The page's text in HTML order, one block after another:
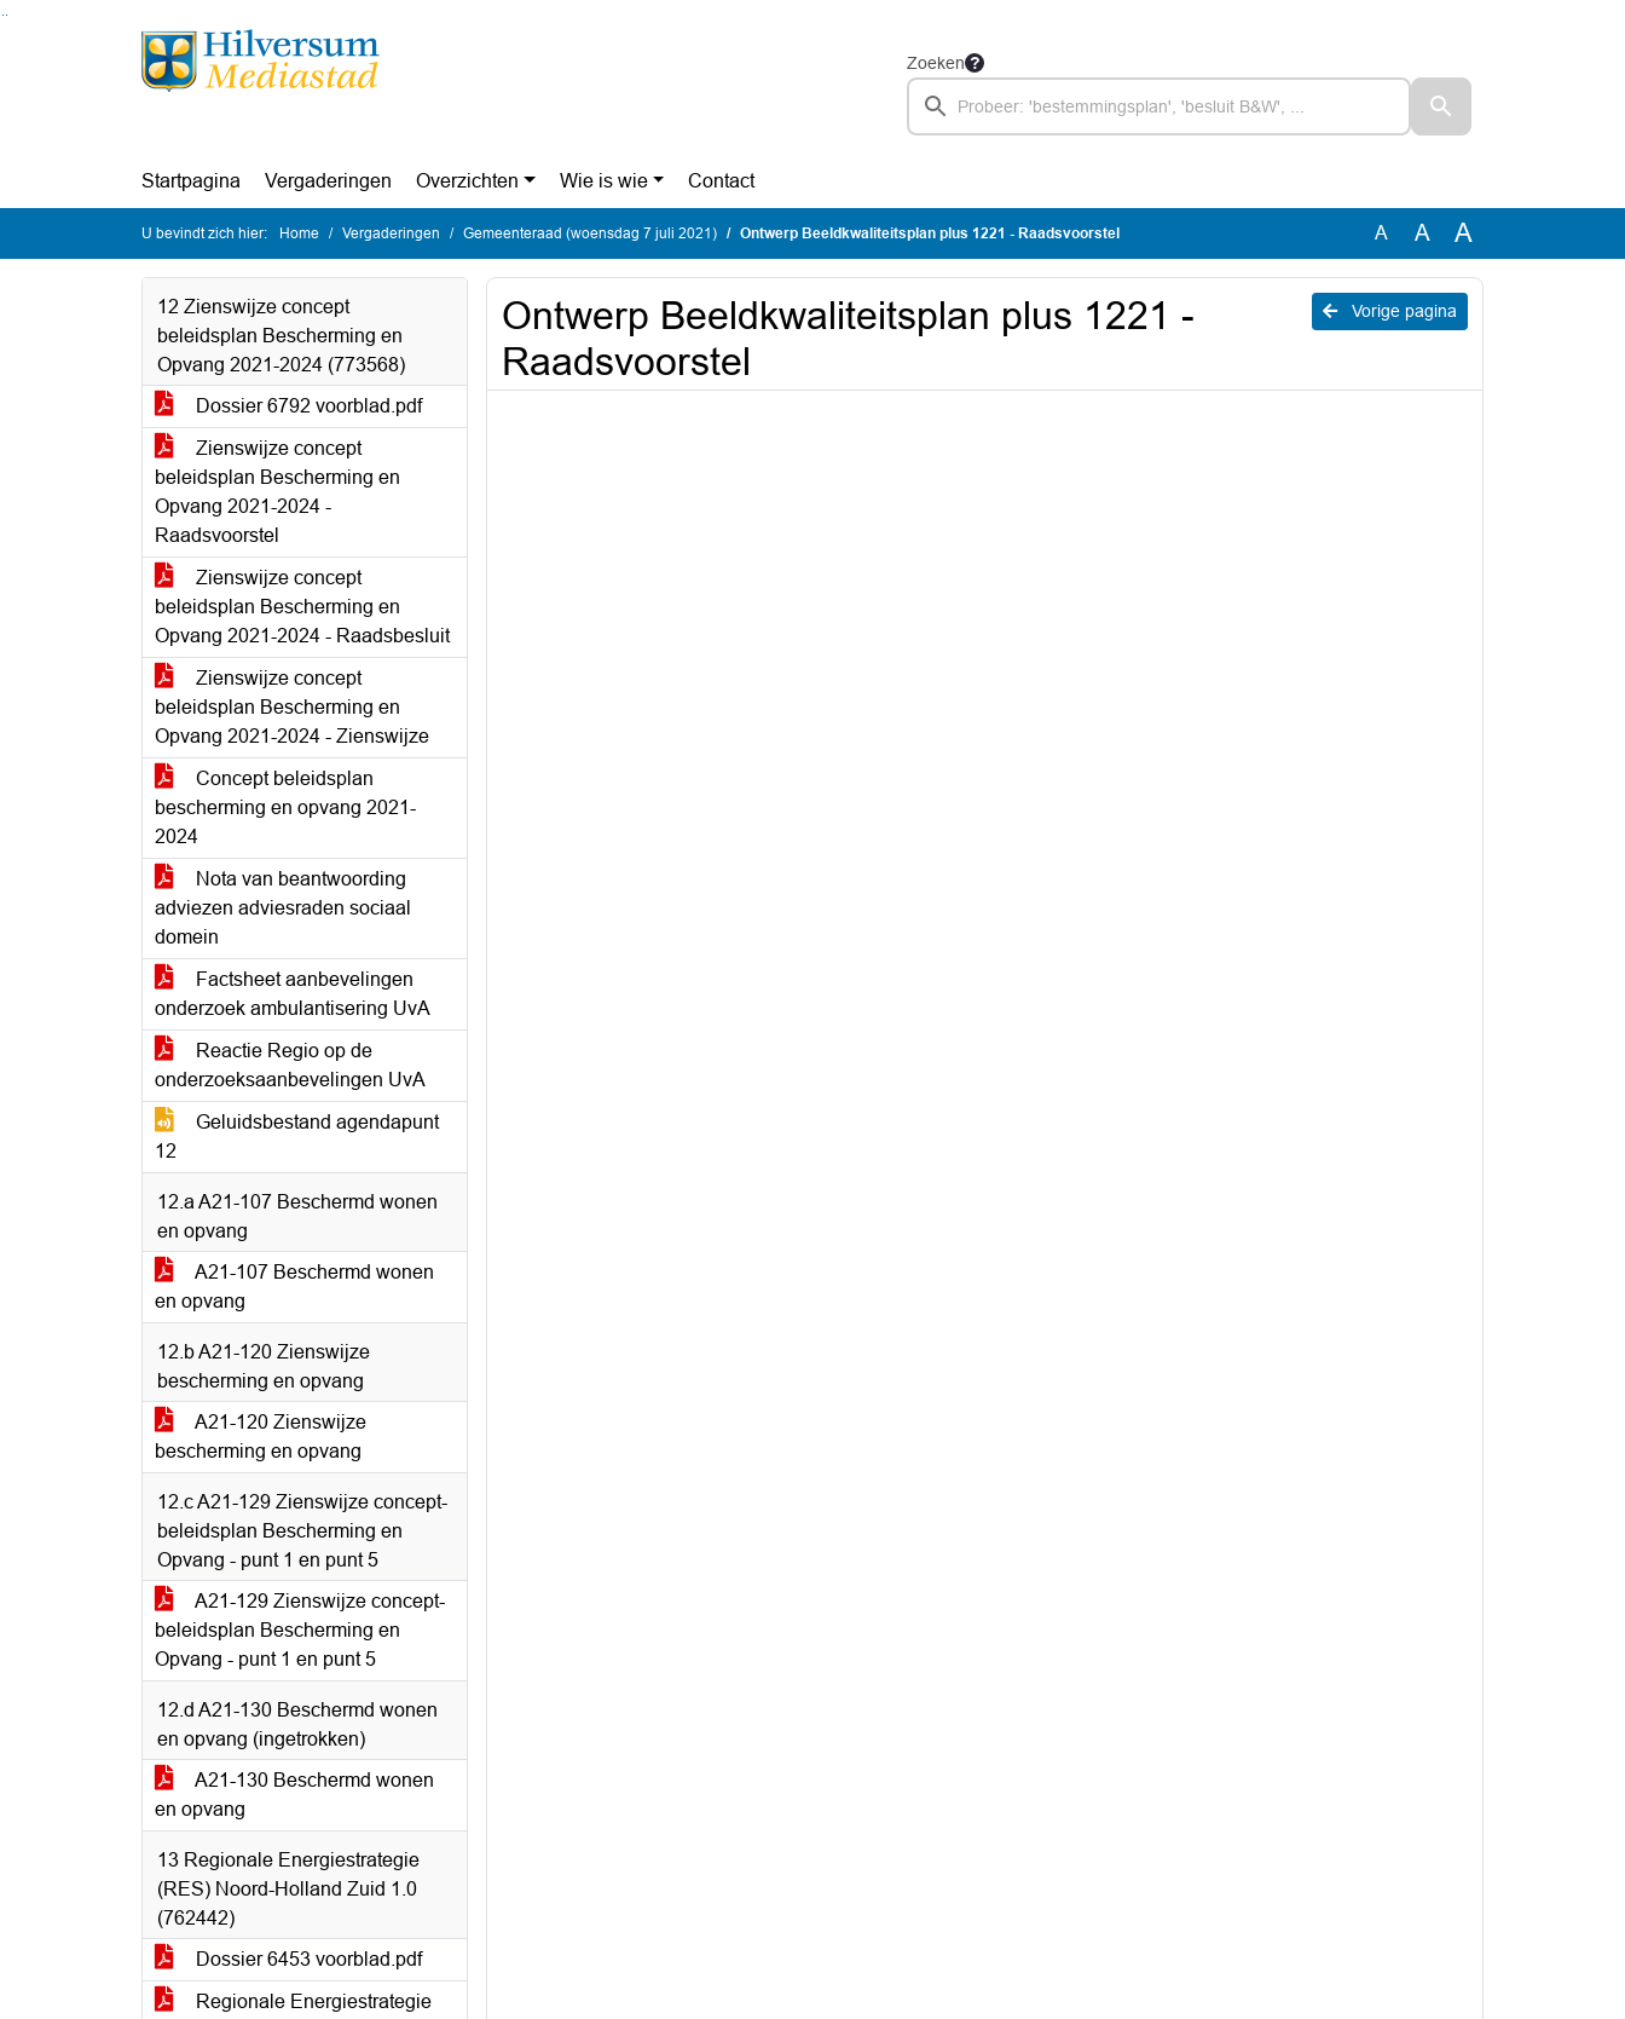
Ga naar de inhoud van deze pagina
Ga naar het zoeken
Ga naar het menu
Zoeken
Startpagina Vergaderingen Overzichten Wie is wie Contact
U bevindt zich hier: Home Vergaderingen Gemeenteraad (woensdag 7 juli 2021) Ontwerp Beeldkwaliteitsplan plus 1221 - Raadsvoorstel A A A
12 Zienswijze concept
beleidsplan Bescherming en
Opvang 2021-2024 (773568)
Dossier 6792 voorblad.pdf
Zienswijze concept
beleidsplan Bescherming en
Opvang 2021-2024 -
Raadsvoorstel
Zienswijze concept
beleidsplan Bescherming en
Opvang 2021-2024 - Raadsbesluit
Zienswijze concept
beleidsplan Bescherming en
Opvang 2021-2024 - Zienswijze
Concept beleidsplan
bescherming en opvang 2021-
2024
Nota van beantwoording
adviezen adviesraden sociaal
domein
Factsheet aanbevelingen
onderzoek ambulantisering UvA
Reactie Regio op de
onderzoeksaanbevelingen UvA
Geluidsbestand agendapunt
12
12.a A21-107 Beschermd wonen
en opvang
A21-107 Beschermd wonen
en opvang
12.b A21-120 Zienswijze
bescherming en opvang
A21-120 Zienswijze
bescherming en opvang
12.c A21-129 Zienswijze concept-
beleidsplan Bescherming en
Opvang - punt 1 en punt 5
A21-129 Zienswijze concept-
beleidsplan Bescherming en
Opvang - punt 1 en punt 5
12.d A21-130 Beschermd wonen
en opvang (ingetrokken)
A21-130 Beschermd wonen
en opvang
13 Regionale Energiestrategie
(RES) Noord-Holland Zuid 1.0
(762442)
Dossier 6453 voorblad.pdf
Regionale Energiestrategie
Vorige pagina
Ontwerp Beeldkwaliteitsplan plus 1221 -
Raadsvoorstel